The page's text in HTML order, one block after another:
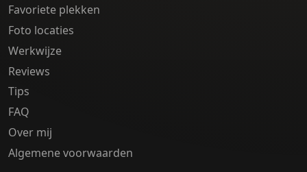
Favoriete plekken
Foto locaties
Werkwijze
Reviews
Tips
FAQ
Over mij
Algemene voorwaarden